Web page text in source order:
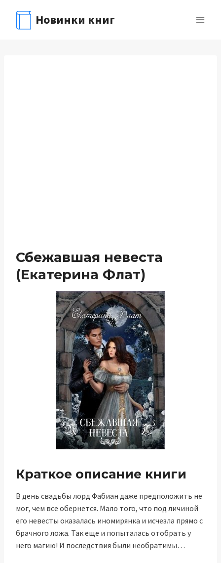
содержимому
Новинки книг
Сбежавшая невеста
(Екатерина Флат)
Краткое описание книги
В день свадьбы лорд Фабиан даже предположить не
мог, чем все обернется. Мало того, что под личиной
его невесты оказалась иномирянка и исчезла прямо с
брачного ложа. Так еще и попыталась отобрать у
него магию! И последствия были необратимы…